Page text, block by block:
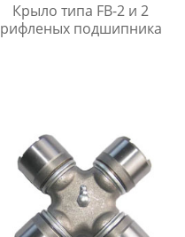
Крыло типа FB-2 и 2
рифленых подшипника